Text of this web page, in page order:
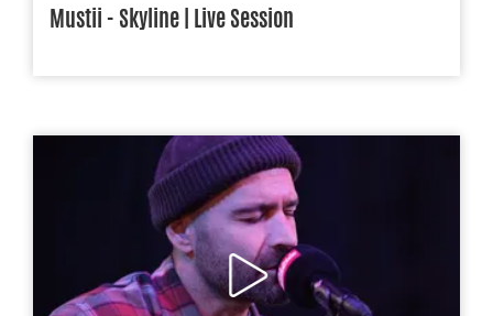
Mustii - Skyline | Live Session